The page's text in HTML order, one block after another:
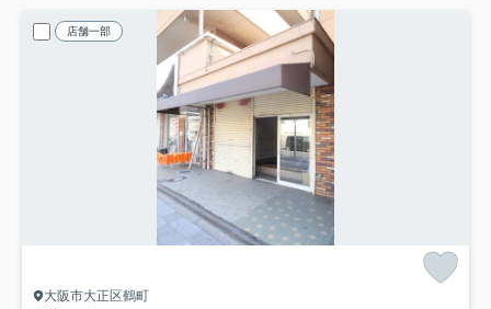
店舗一部
大阪市大正区鶴町